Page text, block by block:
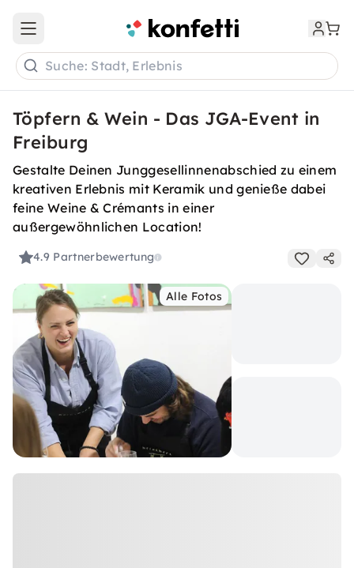
Open main menu
Suche: Stadt, Erlebnis
Töpfern & Wein - Das JGA-Event in
Freiburg
Gestalte Deinen Junggesellinnenabschied zu einem
kreativen Erlebnis mit Keramik und genieße dabei
feine Weine & Crémants in einer
außergewöhnlichen Location!
4.9 Partnerbewertung
Alle Fotos